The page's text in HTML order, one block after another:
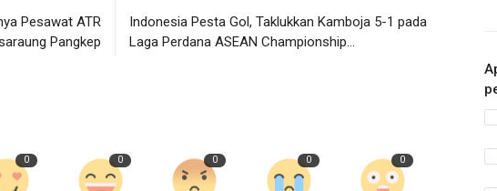
Pesawat ATR
Pangkep
Indonesia Pesta Gol, Taklukkan Kamboja 5-1 pada
Laga Perdana ASEAN Championship...
0 0 0 0 0